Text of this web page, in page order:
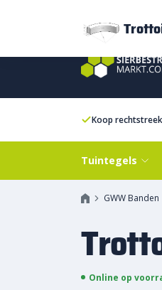
Koop
Tuintegels
GWW Banden
Online op